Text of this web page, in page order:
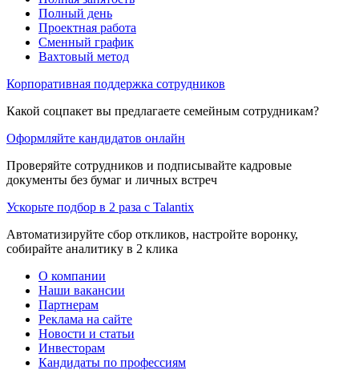
Полный день
Проектная работа
Сменный график
Вахтовый метод
Корпоративная поддержка сотрудников
Какой соцпакет вы предлагаете семейным сотрудникам?
Оформляйте кандидатов онлайн
Проверяйте сотрудников и подписывайте кадровые
документы без бумаг и личных встреч
Ускорьте подбор в 2 раза с Talantix
Автоматизируйте сбор откликов, настройте воронку,
собирайте аналитику в 2 клика
О компании
Наши вакансии
Партнерам
Реклама на сайте
Новости и статьи
Инвесторам
Кандидаты по профессиям